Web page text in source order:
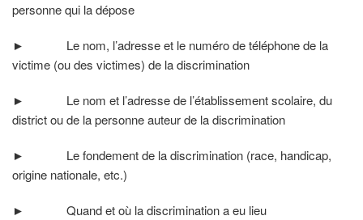
personne qui la dépose
►
Le nom, l’adresse et le numéro de téléphone de la
victime (ou des victimes) de la discrimination
►
Le nom et l’adresse de l’établissement scolaire, du
district ou de la personne auteur de la discrimination
►
Le fondement de la discrimination (race, handicap,
origine nationale, etc.)
► Quand et où la discrimination a eu lieu